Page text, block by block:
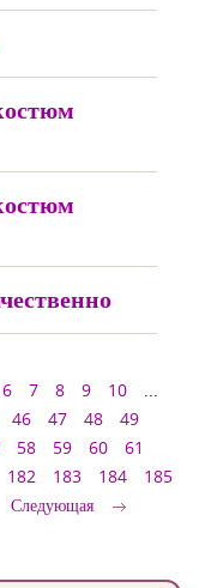
6 7 8 9 10
...
46 47 48
49
58 59 60
61
182 183 184
185
Следующая